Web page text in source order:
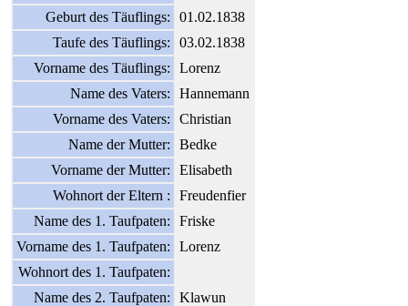
Geburt des Täuflings:
01.02.1838
Taufe des Täuflings:
03.02.1838
Vorname des Täuflings:
Lorenz
Name des Vaters:
Hannemann
Vorname des Vaters:
Christian
Name der Mutter:
Bedke
Vorname der Mutter:
Elisabeth
Wohnort der Eltern :
Freudenfier
Name des 1. Taufpaten:
Friske
Vorname des 1. Taufpaten:
Lorenz
Wohnort des 1. Taufpaten:
Name des 2. Taufpaten:
Klawun